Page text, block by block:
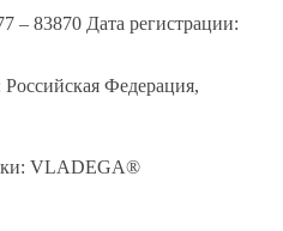
– 83870 Дата регистрации:
Федерация,
VLADEGA®